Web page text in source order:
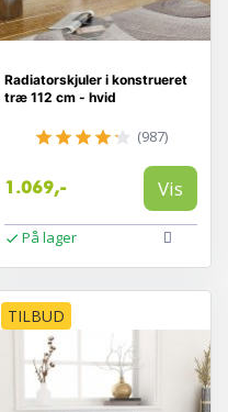
Radiatorskjuler i konstrueret
træ 112 cm - hvid
(987)
1.069,- Vis
På lager
TILBUD